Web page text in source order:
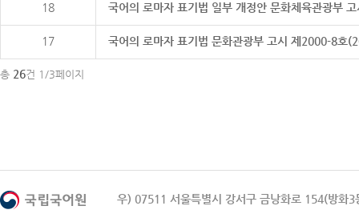
18 국어의 로마자 표기법 일부 개정안 문화체육관광부
17 국어의 로마자 표기법 문화관광부 고시 제2000-8호
총 26건 1/3페이지
우) 07511 서울특별시 강서구 금낭화로 154(방화3